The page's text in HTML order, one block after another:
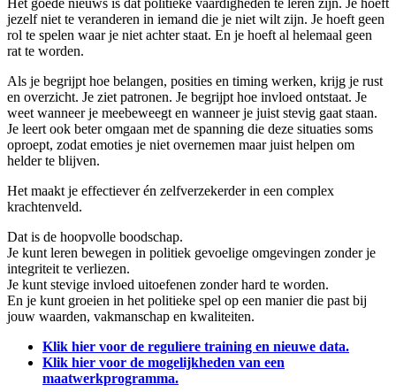
Het goede nieuws is dat politieke vaardigheden te leren zijn. Je hoeft
jezelf niet te veranderen in iemand die je niet wilt zijn. Je hoeft geen
rol te spelen waar je niet achter staat. En je hoeft al helemaal geen
rat te worden.
Als je begrijpt hoe belangen, posities en timing werken, krijg je rust
en overzicht. Je ziet patronen. Je begrijpt hoe invloed ontstaat. Je
weet wanneer je meebeweegt en wanneer je juist stevig gaat staan.
Je leert ook beter omgaan met de spanning die deze situaties soms
oproept, zodat emoties je niet overnemen maar juist helpen om
helder te blijven.
Het maakt je effectiever én zelfverzekerder in een complex
krachtenveld.
Dat is de hoopvolle boodschap.
Je kunt leren bewegen in politiek gevoelige omgevingen zonder je
integriteit te verliezen.
Je kunt stevige invloed uitoefenen zonder hard te worden.
En je kunt groeien in het politieke spel op een manier die past bij
jouw waarden, vakmanschap en kwaliteiten.
Klik hier voor de reguliere training en nieuwe data.
Klik hier voor de mogelijkheden van een
maatwerkprogramma.